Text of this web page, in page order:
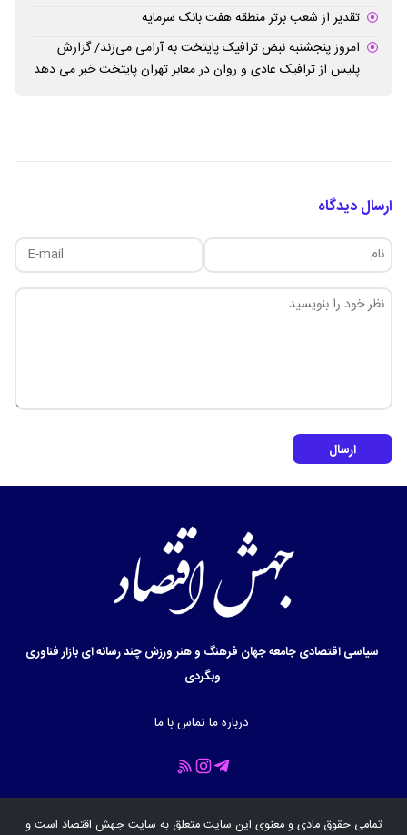
تقدیر از شعب برتر منطقه هفت بانک سرمایه
امروز پنجشنبه نبض ترافیک پایتخت به آرامی می‌زند/ گزارش
پلیس از ترافیک عادی و روان در معابر تهران پایتخت خبر می دهد
ارسال دیدگاه
ارسال
سیاسیاقتصادیجامعهجهان فرهنگ و هنرورزشچند رسانه ایبازارفناوری
وبگردی
درباره ماتماس با ما
تمامی حقوق مادی و معنوی این سایت متعلق به سایتجهش اقتصاد است و